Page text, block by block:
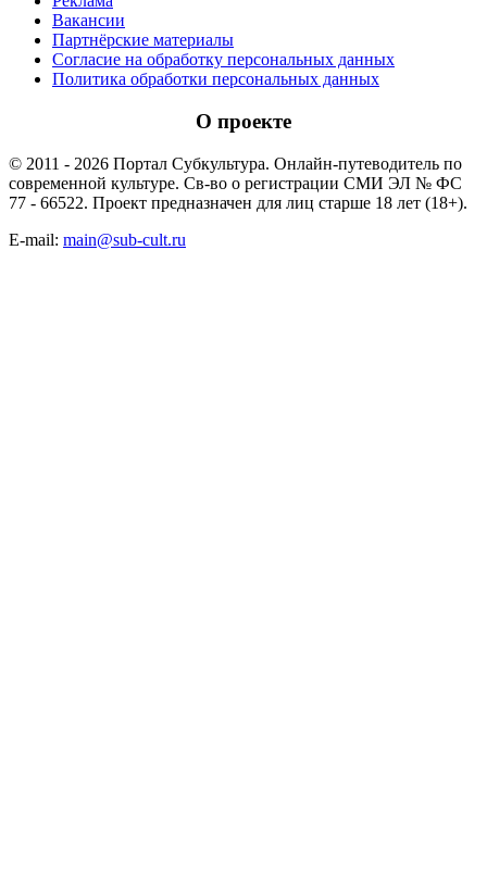
Вакансии
Партнёрские материалы
Согласие на обработку персональных данных
Политика обработки персональных данных
О проекте
© 2011 - 2026 Портал Субкультура. Онлайн-путеводитель по
современной культуре. Св-во о регистрации СМИ ЭЛ № ФС
77 - 66522. Проект предназначен для лиц старше 18 лет (18+).
E-mail: main@sub-cult.ru